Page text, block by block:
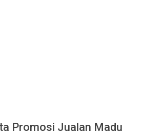
Promosi Jualan Madu